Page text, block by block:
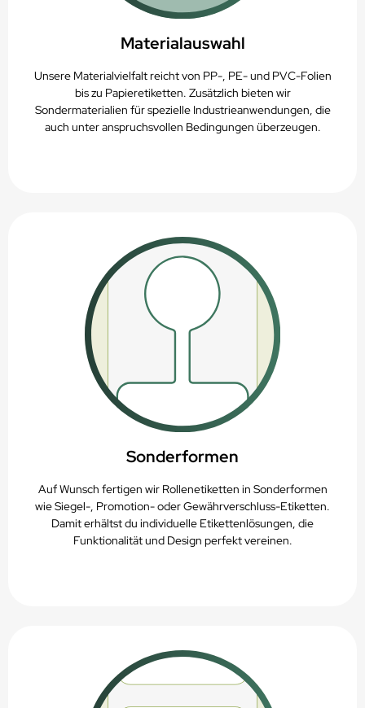
Materialauswahl
Unsere Materialvielfalt reicht von PP-, PE- und PVC-Folien
bis zu Papieretiketten. Zusätzlich bieten wir
Sondermaterialien für spezielle Industrieanwendungen, die
auch unter anspruchsvollen Bedingungen überzeugen.
Sonderformen
Auf Wunsch fertigen wir Rollenetiketten in Sonderformen
wie Siegel-, Promotion- oder Gewährverschluss-Etiketten.
Damit erhältst du individuelle Etikettenlösungen, die
Funktionalität und Design perfekt vereinen.